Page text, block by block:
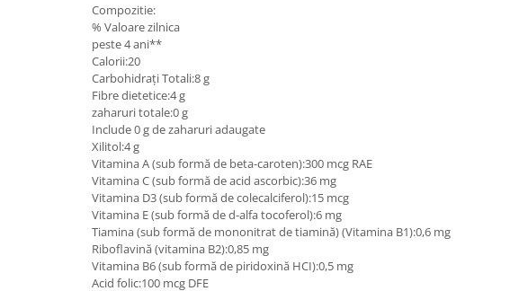
Compozitie:
% Valoare zilnica
peste 4 ani**
Calorii:20
Carbohidrați Totali:8 g
Fibre dietetice:4 g
zaharuri totale:0 g
Include 0 g de zaharuri adaugate
Xilitol:4 g
Vitamina A (sub formă de beta-caroten):300 mcg RAE
Vitamina C (sub formă de acid ascorbic):36 mg
Vitamina D3 (sub formă de colecalciferol):15 mcg
Vitamina E (sub formă de d-alfa tocoferol):6 mg
Tiamina (sub formă de mononitrat de tiamină) (Vitamina B1):0,6 mg
Riboflavină (vitamina B2):0,85 mg
Vitamina B6 (sub formă de piridoxină HCI):0,5 mg
Acid folic:100 mcg DFE